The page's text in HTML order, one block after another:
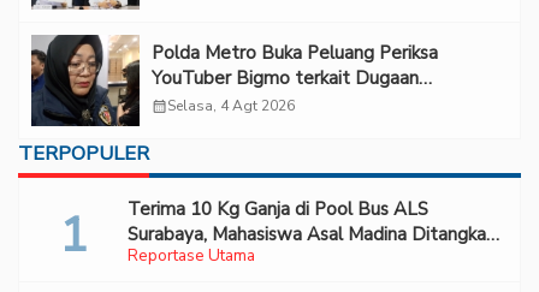
Polda Metro Buka Peluang Periksa
YouTuber Bigmo terkait Dugaan
Eksploitasi Anak
calendar_monthSelasa, 4 Agt 2026
TERPOPULER
Reportase Utama
Terima 10 Kg Ganja di Pool Bus ALS
Surabaya, Mahasiswa Asal Madina Ditangkap
Bareskrim